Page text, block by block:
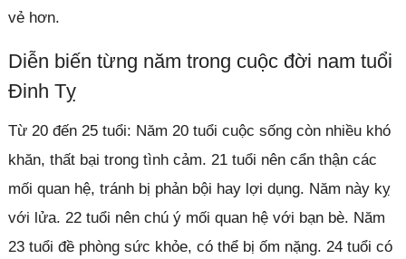
vẻ hơn.
Diễn biến từng năm trong cuộc đời nam tuổi
Đinh Tỵ
Từ 20 đến 25 tuổi: Năm 20 tuổi cuộc sống còn nhiều khó
khăn, thất bại trong tình cảm. 21 tuổi nên cẩn thận các
mối quan hệ, tránh bị phản bội hay lợi dụng. Năm này kỵ
với lửa. 22 tuổi nên chú ý mối quan hệ với bạn bè. Năm
23 tuổi đề phòng sức khỏe, có thể bị ốm nặng. 24 tuổi có